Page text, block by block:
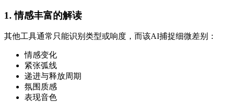
1. 情感丰富的解读
其他工具通常只能识别类型或响度，而该AI捕捉细微差别：
情感变化
紧张弧线
递进与释放周期
氛围质感
表现音色